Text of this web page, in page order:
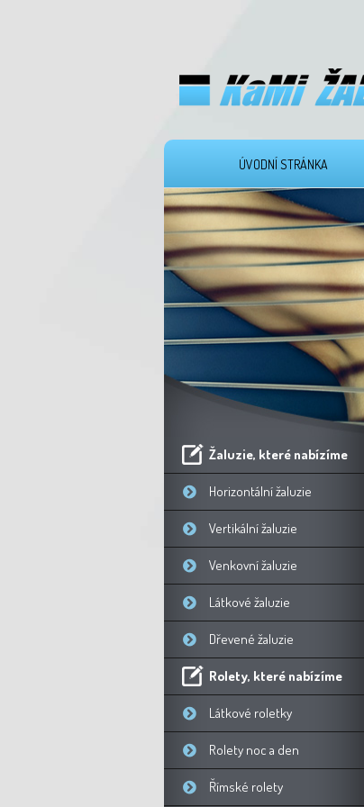
ÚVODNÍ STRÁNKA
Žaluzie, které nabízíme
Horizontální žaluzie
Vertikální žaluzie
Venkovní žaluzie
Látkové žaluzie
Dřevené žaluzie
Rolety, které nabízíme
Látkové roletky
Rolety noc a den
Římské rolety